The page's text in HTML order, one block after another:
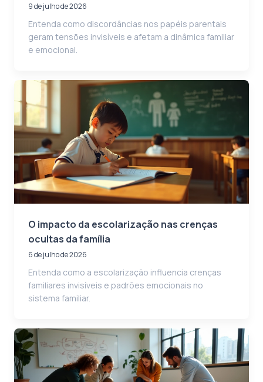
9 de julho de 2026
Entenda como discordâncias nos papéis parentais
geram tensões invisíveis e afetam a dinâmica familiar
e emocional.
O impacto da escolarização nas crenças
ocultas da família
6 de julho de 2026
Entenda como a escolarização influencia crenças
familiares invisíveis e padrões emocionais no
sistema familiar.